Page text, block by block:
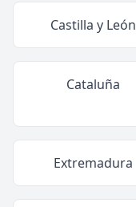
Castilla y León
Cataluña
Extremadura